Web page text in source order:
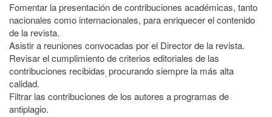
Fomentar la presentación de contribuciones académicas, tanto
nacionales como internacionales, para enriquecer el contenido
de la revista.
Asistir a reuniones convocadas por el Director de la revista.
Revisar el cumplimiento de criterios editoriales de las
contribuciones recibidas,procurando siempre la más alta
calidad.
Filtrar las contribuciones de los autores a programas de
antiplagio.